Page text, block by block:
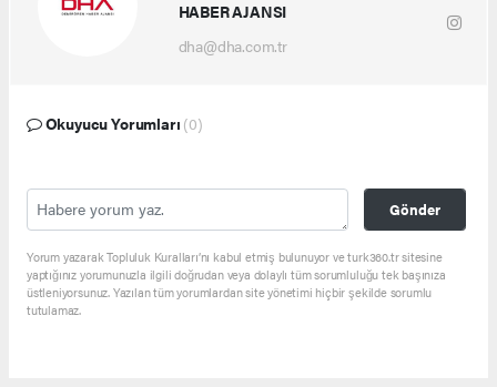
HABER AJANSI
dha@dha.com.tr
Okuyucu Yorumları (0)
Gönder
Yorum yazarak Topluluk Kuralları’nı kabul etmiş bulunuyor ve turk360.tr sitesine
yaptığınız yorumunuzla ilgili doğrudan veya dolaylı tüm sorumluluğu tek başınıza
üstleniyorsunuz. Yazılan tüm yorumlardan site yönetimi hiçbir şekilde sorumlu
tutulamaz.